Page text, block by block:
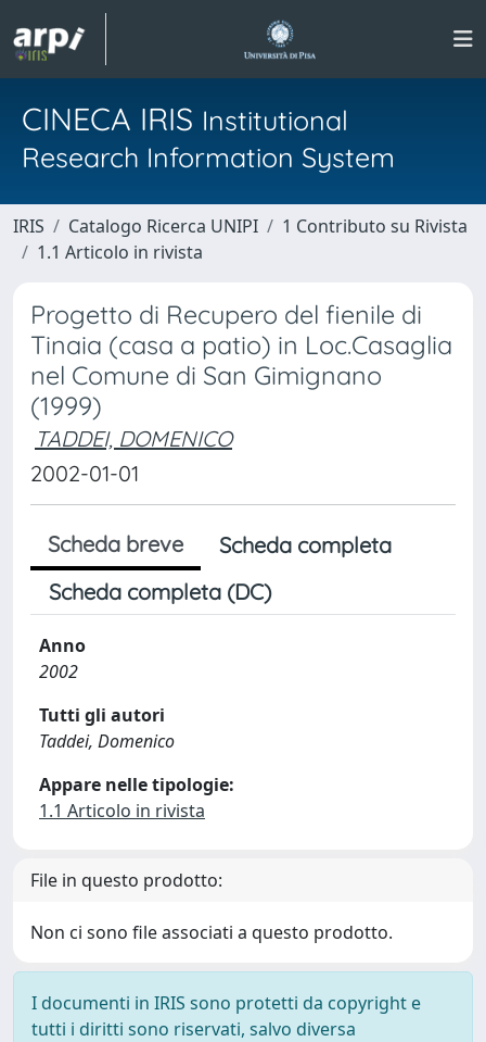
CINECA IRIS Institutional
Research Information System
IRIS Catalogo Ricerca UNIPI
1 Contributo su Rivista
1.1 Articolo in rivista
Progetto di Recupero del fienile di
Tinaia (casa a patio) in Loc.Casaglia
nel Comune di San Gimignano
(1999)
TADDEI, DOMENICO
2002-01-01
Scheda breve
Scheda completa
Scheda completa (DC)
Anno
2002
Tutti gli autori
Taddei, Domenico
Appare nelle tipologie:
1.1 Articolo in rivista
File in questo prodotto:
Non ci sono file associati a questo prodotto.
I documenti in IRIS sono protetti da copyright e
tutti i diritti sono riservati, salvo diversa